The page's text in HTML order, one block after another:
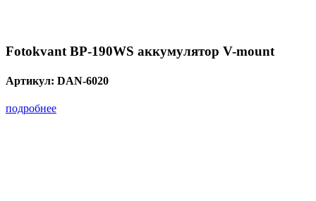
Fotokvant BP-190WS аккумулятор V-mount
Артикул: DAN-6020
подробнее